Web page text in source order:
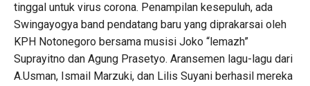
tinggal untuk virus corona. Penampilan kesepuluh, ada
Swingayogya band pendatang baru yang diprakarsai oleh
KPH Notonegoro bersama musisi Joko “lemazh”
Suprayitno dan Agung Prasetyo. Aransemen lagu-lagu dari
A.Usman, Ismail Marzuki, dan Lilis Suyani berhasil mereka